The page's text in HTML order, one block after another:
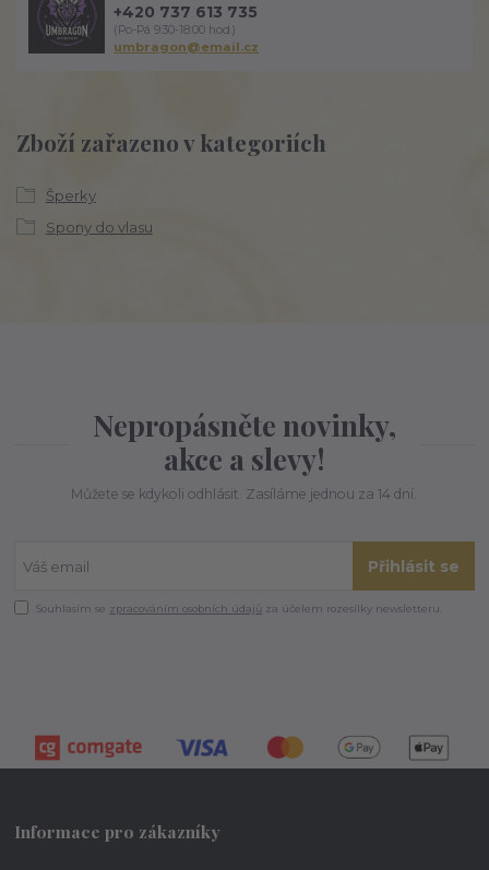
Zboží zařazeno v kategoriích
Šperky
Spony do vlasu
+420 737 613 735
(Po-Pá 9:30-18:00 hod.)
umbragon@email.cz
Nepropásněte novinky,
akce a slevy!
Můžete se kdykoli odhlásit. Zasíláme jednou za 14 dní.
Přihlásit se
Souhlasím se zpracováním osobních údajů za účelem rozesílky newsletteru.
Informace pro zákazníky